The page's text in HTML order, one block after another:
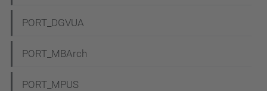
i
ó
PORT_DGVUA
PORT_MBArch
PORT_MPUS